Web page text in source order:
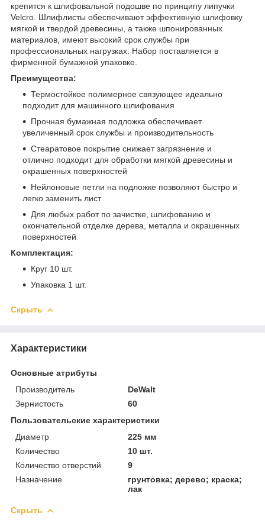
крепится к шлифовальной подошве по принципу липучки
Velcro. Шлифлисты обеспечивают эффективную шлифовку
мягкой и твердой древесины, а также шпонированных
материалов, имеют высокий срок службы при
профессиональных нагрузках. Набор поставляется в
фирменной бумажной упаковке.
Преимущества:
Термостойкое полимерное связующее идеально
подходит для машинного шлифования
Прочная бумажная подложка обеспечивает
увеличенный срок службы и производительность
Стеаратовое покрытие снижает загрязнение и
отлично подходит для обработки мягкой древесины и
окрашенных поверхностей
Нейлоновые петли на подложке позволяют быстро и
легко заменить лист
Для любых работ по зачистке, шлифованию и
окончательной отделке дерева, металла и окрашенных
поверхностей
Комплектация:
Круг 10 шт.
Упаковка 1 шт.
Скрыть
Характеристики
Основные атрибуты
Производитель
DeWalt
Зернистость
60
Пользовательские характеристики
Диаметр
225 мм
Количество
10 шт.
Количество отверстий
9
Назначение
грунтовка; дерево; краска;
лак
Скрыть